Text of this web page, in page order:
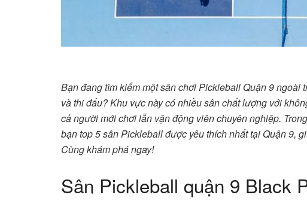
Bạn đang tìm kiếm một sân chơi Pickleball Quận 9 ngoài
và thi đấu? Khu vực này có nhiều sân chất lượng với
cả người mới chơi lẫn vận động viên chuyên nghiệp.
bạn top 5 sân Pickleball được yêu thích nhất tại Quận 9,
Cùng khám phá ngay!
Sân Pickleball quận 9 Black